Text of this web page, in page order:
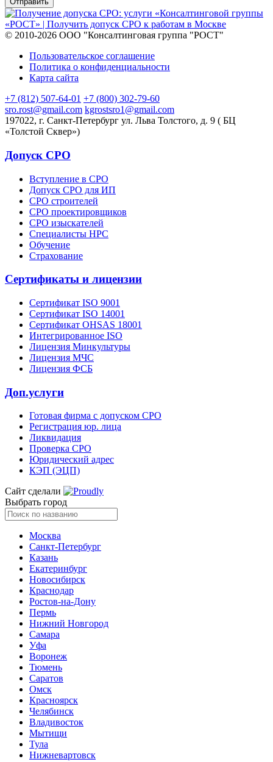
© 2010-2026 ООО "Консалтинговая группа "РОСТ"
Пользовательское соглашение
Политика о конфиденциальности
Карта сайта
+7 (812) 507-64-01 +7 (800) 302-79-60
sro.rost@gmail.com kgrostsro1@gmail.com
197022, г. Санкт-Петербург ул. Льва Толстого, д. 9 ( БЦ
«Толстой Сквер»)
Допуск СРО
Вступление в СРО
Допуск СРО для ИП
СРО строителей
СРО проектировщиков
СРО изыскателей
Специалисты НРС
Обучение
Страхование
Сертификаты и лицензии
Сертификат ISO 9001
Сертификат ISO 14001
Сертификат OHSAS 18001
Интегрированное ISO
Лицензия Минкультуры
Лицензия МЧС
Лицензия ФСБ
Доп.услуги
Готовая фирма с допуском СРО
Регистрация юр. лица
Ликвидация
Проверка СРО
Юридический адрес
КЭП (ЭЦП)
Сайт сделали
Выбрать город
Москва
Санкт-Петербург
Казань
Екатеринбург
Новосибирск
Краснодар
Ростов-на-Дону
Пермь
Нижний Новгород
Самара
Уфа
Воронеж
Тюмень
Саратов
Омск
Красноярск
Челябинск
Владивосток
Мытищи
Тула
Нижневартовск